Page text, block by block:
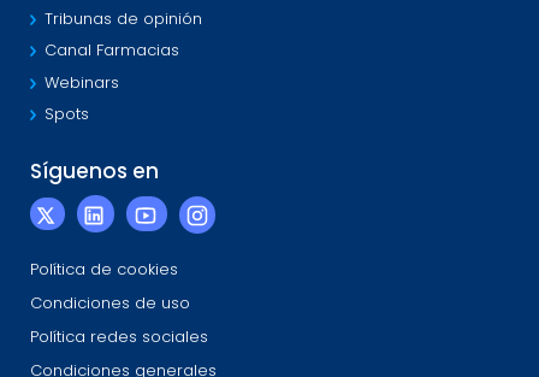
Tribunas de opinión
Canal Farmacias
Webinars
Spots
Síguenos en
Política de cookies
Condiciones de uso
Política redes sociales
Condiciones generales